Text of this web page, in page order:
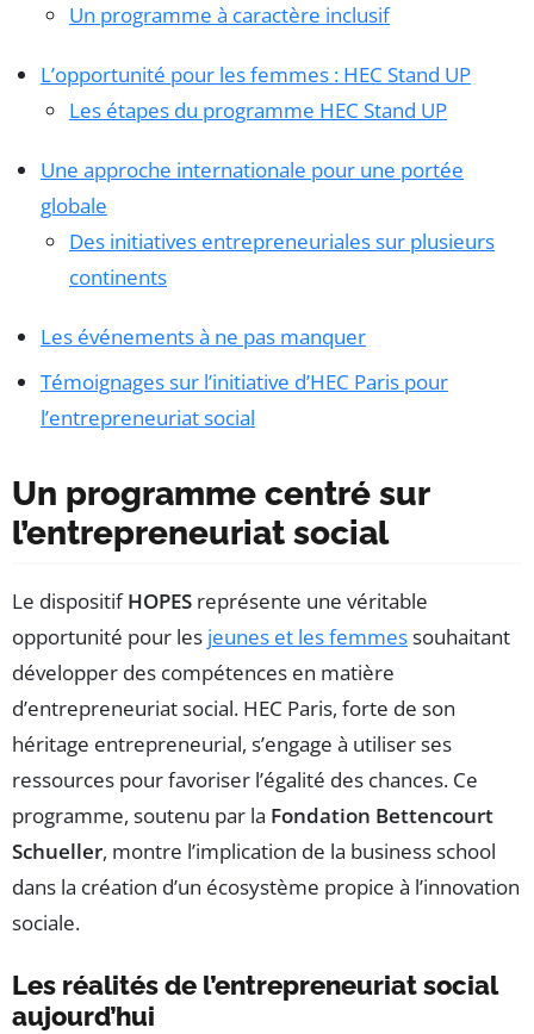
Un programme à caractère inclusif
L’opportunité pour les femmes : HEC Stand UP
Les étapes du programme HEC Stand UP
Une approche internationale pour une portée
globale
Des initiatives entrepreneuriales sur plusieurs
continents
Les événements à ne pas manquer
Témoignages sur l’initiative d’HEC Paris pour
l’entrepreneuriat social
Un programme centré sur
l’entrepreneuriat social
Le dispositifHOPES représente une véritable
opportunité pour les jeunes et les femmessouhaitant
développer des compétences en matière
d’entrepreneuriat social. HEC Paris, forte de son
héritage entrepreneurial, s’engage à utiliser ses
ressources pour favoriser l’égalité des chances. Ce
programme, soutenu par la Fondation Bettencourt
Schueller, montre l’implication de la business school
dans la création d’un écosystème propice à l’innovation
sociale.
Les réalités de l’entrepreneuriat social
aujourd’hui